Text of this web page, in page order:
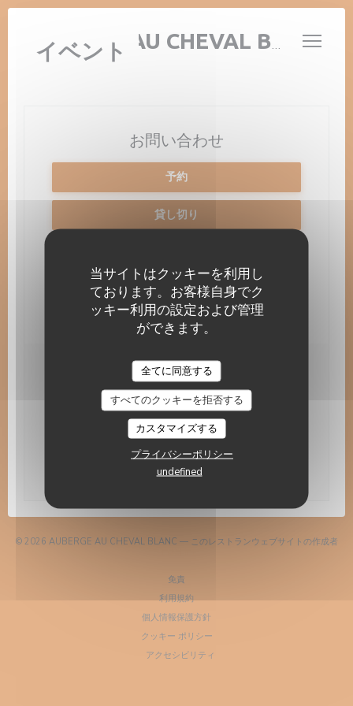
クッキー利用の管理について
当サイトはクッキーを利用し
ております。お客様自身でク
ッキー利用の設定および管理
ができます。
全てに同意する
すべてのクッキーを拒否する
カスタマイズする
プライバシーポリシー
undefined
AUBERGE AU CHEVAL BLANC
イベント
お問い合わせ
予約
貸し切り
ニュースレター
当社のニュースレターを購読し、当社からのEメールによる
個別コミュニケーションやマーケティングオファーを受け取
る。
登録する
© 2026 AUBERGE AU CHEVAL BLANC — このレストランウェブサイトの作成者
免責
利用規約((新しいウィンドウで開きます))
個人情報保護方針
クッキー ポリシー((新しいウィンドウで開きます))
アクセシビリティ
Auberge Au Cheval Blanc